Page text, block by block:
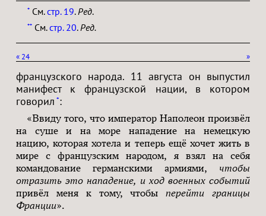
*См.стр. 19. Ред.
**См.стр. 20. Ред.
« »
24
французского народа. 11 августа он выпустил
манифест к французской нации, в котором
говорил *:
«Ввиду того, что император Наполеон произвёл
на суше и на море нападение на немецкую
нацию, которая хотела и теперь ещё хочет жить в
мире с французским народом, я взял на себя
командование германскими армиями, чтобы
отразить это нападение, и ход военных событий
привёл меня к тому, чтобыперейти границы
Франции».